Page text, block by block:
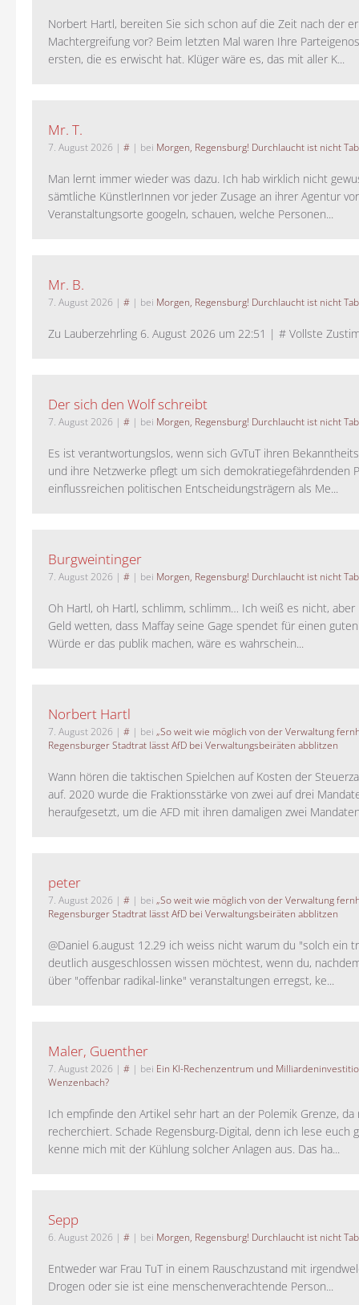
Norbert Hartl, bereiten Sie sich schon auf die Zeit nach der
Machtergreifung vor? Beim letzten Mal waren Ihre
ersten, die es erwischt hat. Klüger wäre es, das mit aller K...
Mr. T.
7. August 2026 | # | bei Morgen, Regensburg! Durchlaucht ist nicht
Man lernt immer wieder was dazu. Ich hab wirklich nicht
sämtliche KünstlerInnen vor jeder Zusage an ihrer Agentur
Veranstaltungsorte googeln, schauen, welche Personen...
Mr. B.
7. August 2026 | # | bei Morgen, Regensburg! Durchlaucht ist nicht
Zu Lauberzehrling 6. August 2026 um 22:51 | # Vollste
Der sich den Wolf schreibt
7. August 2026 | # | bei Morgen, Regensburg! Durchlaucht ist nicht
Es ist verantwortungslos, wenn sich GvTuT ihren
und ihre Netzwerke pflegt um sich demokratiegefährdenden
einflussreichen politischen Entscheidungsträgern als Me...
Burgweintinger
7. August 2026 | # | bei Morgen, Regensburg! Durchlaucht ist nicht
Oh Hartl, oh Hartl, schlimm, schlimm… Ich weiß es nicht, aber
Geld wetten, dass Maffay seine Gage spendet für einen
Würde er das publik machen, wäre es wahrschein...
Norbert Hartl
7. August 2026 | # | bei „So weit wie möglich von der Verwaltung
Regensburger Stadtrat lässt AfD bei Verwaltungsbeiräten abblitzen
Wann hören die taktischen Spielchen auf Kosten der
auf. 2020 wurde die Fraktionsstärke von zwei auf drei
heraufgesetzt, um die AFD mit ihren damaligen zwei
peter
7. August 2026 | # | bei „So weit wie möglich von der Verwaltung
Regensburger Stadtrat lässt AfD bei Verwaltungsbeiräten abblitzen
@Daniel 6.august 12.29 ich weiss nicht warum du "solch ein
deutlich ausgeschlossen wissen möchtest, wenn du,
über "offenbar radikal-linke" veranstaltungen erregst, ke...
Maler, Guenther
7. August 2026 | # | bei Ein KI-Rechenzentrum und
Wenzenbach?
Ich empfinde den Artikel sehr hart an der Polemik Grenze,
recherchiert. Schade Regensburg-Digital, denn ich lese euch
kenne mich mit der Kühlung solcher Anlagen aus. Das ha...
Sepp
6. August 2026 | # | bei Morgen, Regensburg! Durchlaucht ist nicht
Entweder war Frau TuT in einem Rauschzustand mit
Drogen oder sie ist eine menschenverachtende Person...